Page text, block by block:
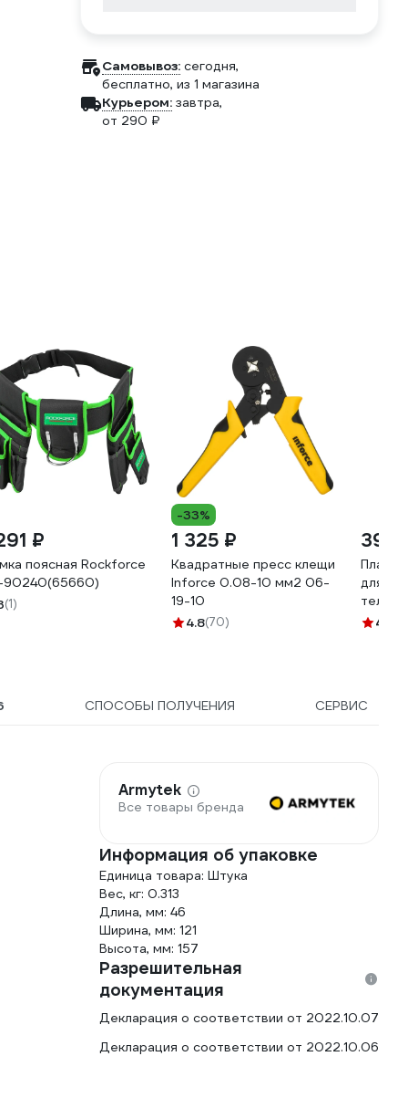
Самовывоз: сегодня,
бесплатно, из 1 магазина
Курьером: завтра,
от 290 ₽
₽
поясная Rockforce
90240(65660)
(1)
-33%
1 325 ₽
Квадратные пресс клещи
Inforce 0.08-10 мм2 06-
19-10
4.8(70)
390
для
4.6
СПОСОБЫ ПОЛУЧЕНИЯ СЕРВИС
Armytek
Все товары бренда
Информация об упаковке
Единица товара: Штука
Вес, кг: 0.313
Длина, мм: 46
Ширина, мм: 121
Высота, мм: 157
Разрешительная
документация
Декларация о соответствии от 2022.10.07
Декларация о соответствии от 2022.10.06